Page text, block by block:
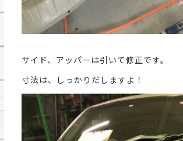
サイド、アッパーは引いて修正です。
寸法は、しっかりだしますよ！